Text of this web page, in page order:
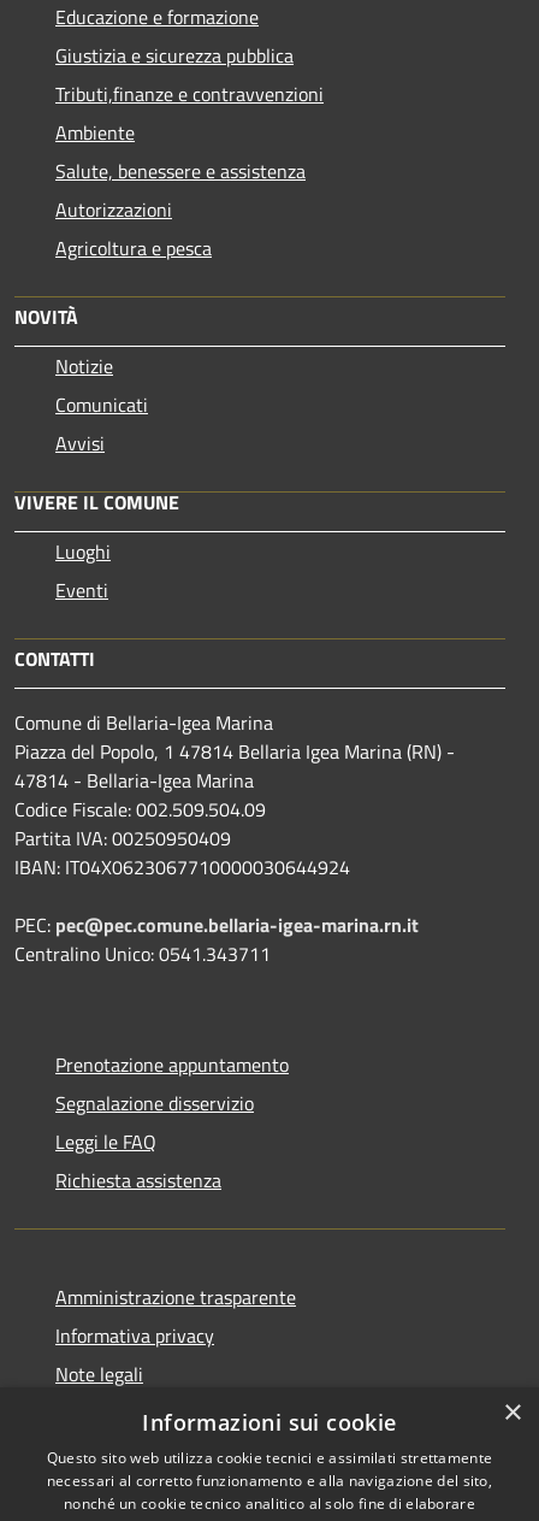
Educazione e formazione
Giustizia e sicurezza pubblica
Tributi,finanze e contravvenzioni
Ambiente
Salute, benessere e assistenza
Autorizzazioni
Agricoltura e pesca
NOVITÀ
Notizie
Comunicati
Avvisi
VIVERE IL COMUNE
Luoghi
Eventi
CONTATTI
Comune di Bellaria-Igea Marina
Piazza del Popolo, 1 47814 Bellaria Igea Marina (RN) -
47814 - Bellaria-Igea Marina
Codice Fiscale: 002.509.504.09
Partita IVA: 00250950409
IBAN: IT04X0623067710000030644924
PEC: pec@pec.comune.bellaria-igea-marina.rn.it
Centralino Unico: 0541.343711
Prenotazione appuntamento
Segnalazione disservizio
Leggi le FAQ
Richiesta assistenza
Amministrazione trasparente
Informativa privacy
Note legali
Dichiarazione di accessibilità
×
Informazioni sui cookie
Questo sito web utilizza cookie tecnici e assimilati strettamente
necessari al corretto funzionamento e alla navigazione del sito,
nonché un cookie tecnico analitico al solo fine di elaborare